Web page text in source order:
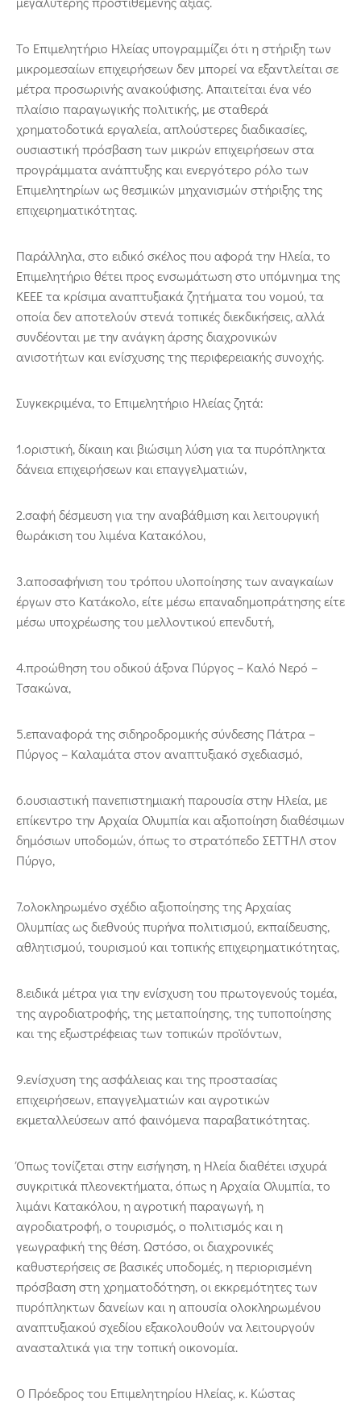
Το Επιμελητήριο Ηλείας υπογραμμίζει ότι η στήριξη των
μικρομεσαίων επιχειρήσεων δεν μπορεί να εξαντλείται σε
μέτρα προσωρινής ανακούφισης. Απαιτείται ένα νέο
πλαίσιο παραγωγικής πολιτικής, με σταθερά
χρηματοδοτικά εργαλεία, απλούστερες διαδικασίες,
ουσιαστική πρόσβαση των μικρών επιχειρήσεων στα
προγράμματα ανάπτυξης και ενεργότερο ρόλο των
Επιμελητηρίων ως θεσμικών μηχανισμών στήριξης της
επιχειρηματικότητας.
Παράλληλα, στο ειδικό σκέλος που αφορά την Ηλεία, το
Επιμελητήριο θέτει προς ενσωμάτωση στο υπόμνημα της
ΚΕΕΕ τα κρίσιμα αναπτυξιακά ζητήματα του νομού, τα
οποία δεν αποτελούν στενά τοπικές διεκδικήσεις, αλλά
συνδέονται με την ανάγκη άρσης διαχρονικών
ανισοτήτων και ενίσχυσης της περιφερειακής συνοχής.
Συγκεκριμένα, το Επιμελητήριο Ηλείας ζητά:
1.οριστική, δίκαιη και βιώσιμη λύση για τα πυρόπληκτα
δάνεια επιχειρήσεων και επαγγελματιών,
2.σαφή δέσμευση για την αναβάθμιση και λειτουργική
θωράκιση του λιμένα Κατακόλου,
3.αποσαφήνιση του τρόπου υλοποίησης των αναγκαίων
έργων στο Κατάκολο, είτε μέσω επαναδημοπράτησης είτε
μέσω υποχρέωσης του μελλοντικού επενδυτή,
4.προώθηση του οδικού άξονα Πύργος – Καλό Νερό –
Τσακώνα,
5.επαναφορά της σιδηροδρομικής σύνδεσης Πάτρα –
Πύργος – Καλαμάτα στον αναπτυξιακό σχεδιασμό,
6.ουσιαστική πανεπιστημιακή παρουσία στην Ηλεία, με
επίκεντρο την Αρχαία Ολυμπία και αξιοποίηση διαθέσιμων
δημόσιων υποδομών, όπως το στρατόπεδο ΣΕΤΤΗΛ στον
Πύργο,
7.ολοκληρωμένο σχέδιο αξιοποίησης της Αρχαίας
Ολυμπίας ως διεθνούς πυρήνα πολιτισμού, εκπαίδευσης,
αθλητισμού, τουρισμού και τοπικής επιχειρηματικότητας,
8.ειδικά μέτρα για την ενίσχυση του πρωτογενούς τομέα,
της αγροδιατροφής, της μεταποίησης, της τυποποίησης
και της εξωστρέφειας των τοπικών προϊόντων,
9.ενίσχυση της ασφάλειας και της προστασίας
επιχειρήσεων, επαγγελματιών και αγροτικών
εκμεταλλεύσεων από φαινόμενα παραβατικότητας.
Όπως τονίζεται στην εισήγηση, η Ηλεία διαθέτει ισχυρά
συγκριτικά πλεονεκτήματα, όπως η Αρχαία Ολυμπία, το
λιμάνι Κατακόλου, η αγροτική παραγωγή, η
αγροδιατροφή, ο τουρισμός, ο πολιτισμός και η
γεωγραφική της θέση. Ωστόσο, οι διαχρονικές
καθυστερήσεις σε βασικές υποδομές, η περιορισμένη
πρόσβαση στη χρηματοδότηση, οι εκκρεμότητες των
πυρόπληκτων δανείων και η απουσία ολοκληρωμένου
αναπτυξιακού σχεδίου εξακολουθούν να λειτουργούν
ανασταλτικά για την τοπική οικονομία.
Ο Πρόεδρος του Επιμελητηρίου Ηλείας, κ. Κώστας